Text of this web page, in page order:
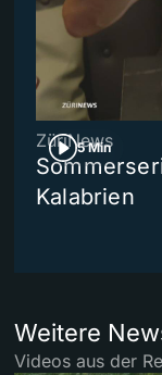
5 Min
ZüriNews
Kalabrien
Weitere
Videos aus der